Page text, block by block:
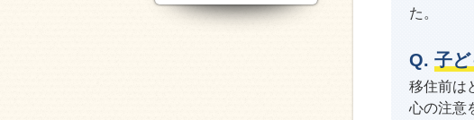
た。
子
移住前は
心の注意